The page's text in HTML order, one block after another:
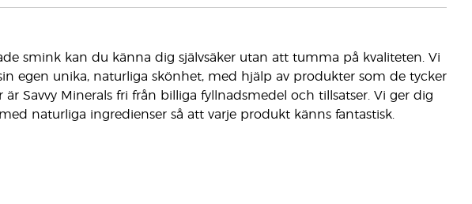
smink kan du känna dig självsäker utan att tumma på kvaliteten. Vi
egen unika, naturliga skönhet, med hjälp av produkter som de tycker
Savvy Minerals fri från billiga fyllnadsmedel och tillsatser. Vi ger dig
naturliga ingredienser så att varje produkt känns fantastisk.